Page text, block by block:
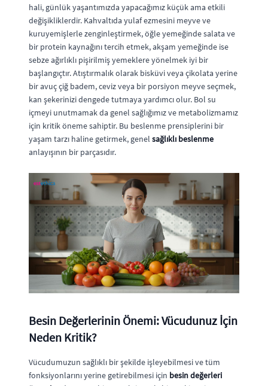
hali, günlük yaşantımızda yapacağımız küçük ama etkili
değişikliklerdir. Kahvaltıda yulaf ezmesini meyve ve
kuruyemişlerle zenginleştirmek, öğle yemeğinde salata ve
bir protein kaynağını tercih etmek, akşam yemeğinde ise
sebze ağırlıklı pişirilmiş yemeklere yönelmek iyi bir
başlangıçtır. Atıştırmalık olarak bisküvi veya çikolata yerine
bir avuç çiğ badem, ceviz veya bir porsiyon meyve seçmek,
kan şekerinizi dengede tutmaya yardımcı olur. Bol su
içmeyi unutmamak da genel sağlığımız ve metabolizmamız
için kritik öneme sahiptir. Bu beslenme prensiplerini bir
yaşam tarzı haline getirmek, genel sağlıklı beslenme
anlayışının bir parçasıdır.
Besin Değerlerinin Önemi: Vücudunuz İçin
Neden Kritik?
Vücudumuzun sağlıklı bir şekilde işleyebilmesi ve tüm
fonksiyonlarını yerine getirebilmesi için besin değerleri